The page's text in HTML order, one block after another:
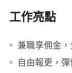
工作亮點
兼職享佣金
自由報更，